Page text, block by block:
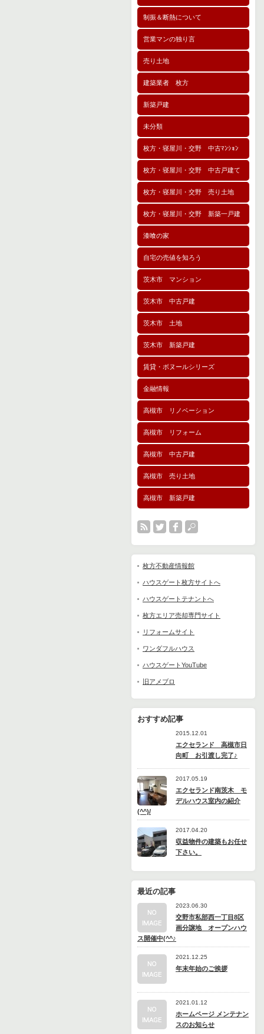
制振＆断熱について
営業マンの独り言
売り土地
建築業者 枚方
新築戸建
未分類
枚方・寝屋川・交野 中古ﾏﾝｼｮﾝ
枚方・寝屋川・交野 中古戸建て
枚方・寝屋川・交野 売り土地
枚方・寝屋川・交野 新築一戸建
漆喰の家
自宅の売値を知ろう
茨木市 マンション
茨木市 中古戸建
茨木市 土地
茨木市 新築戸建
賃貸・ボヌールシリーズ
金融情報
高槻市 リノベーション
高槻市 リフォーム
高槻市 中古戸建
高槻市 売り土地
高槻市 新築戸建
枚方不動産情報館
ハウスゲート枚方サイトへ
ハウスゲートテナントへ
枚方エリア売却専門サイト
リフォームサイト
ワンダフルハウス
ハウスゲートYouTube
旧アメブロ
おすすめ記事
2015.12.01
エクセランド 高槻市日
向町 お引渡し完了♪
2017.05.19
エクセランド南茨木 モ
デルハウス室内の紹介
(^^)/
2017.04.20
収益物件の建築もお任せ
下さい。
最近の記事
2023.06.30
交野市私部西一丁目8区
画分譲地 オープンハウ
ス開催中(^^♪
2021.12.25
年末年始のご挨拶
2021.01.12
ホームページ メンテナン
スのお知らせ